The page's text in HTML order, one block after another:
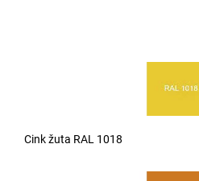
Cink žuta RAL 1018